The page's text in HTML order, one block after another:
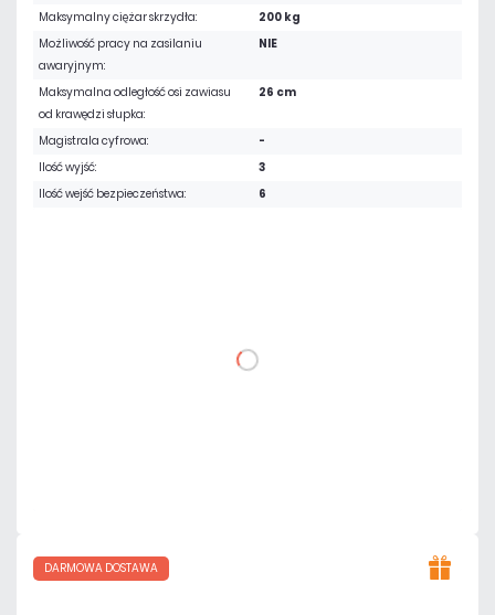
Maksymalny ciężar skrzydła:
200 kg
Możliwość pracy na zasilaniu
awaryjnym:
NIE
Maksymalna odległość osi zawiasu
od krawędzi słupka:
26 cm
Magistrala cyfrowa:
-
Ilość wyjść:
3
Ilość wejść bezpieczeństwa:
6
DO KOSZYKA
DARMOWA DOSTAWA